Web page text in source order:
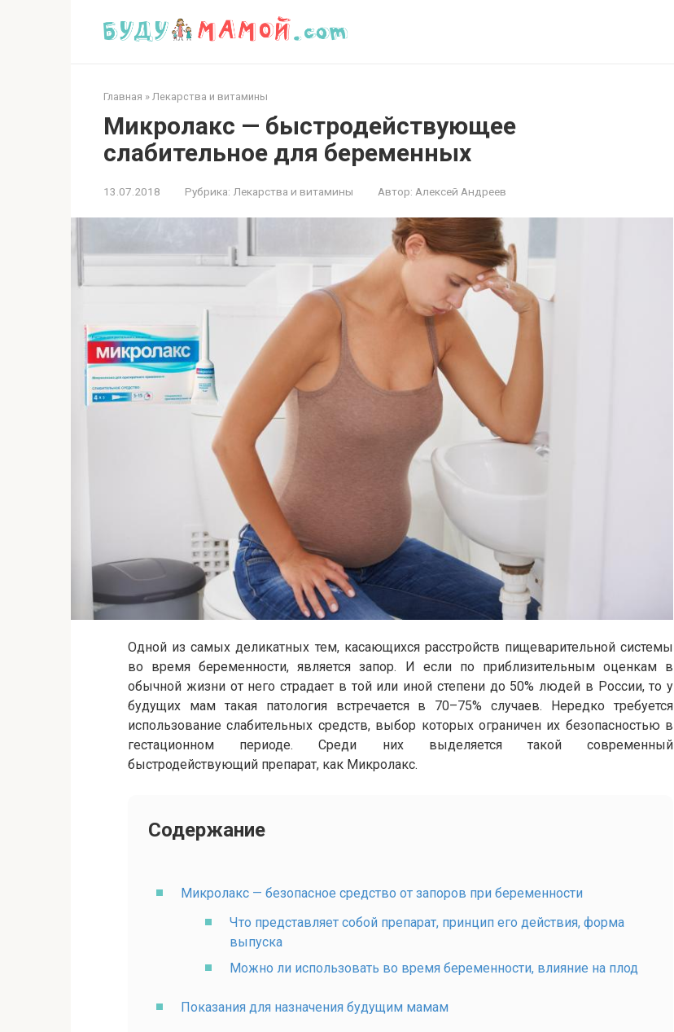
Главная » Лекарства и витамины
Микролакс — быстродействующее
слабительное для беременных
13.07.2018 Рубрика: Лекарства и витамины Автор: Алексей Андреев
Одной из самых деликатных тем, касающихся расстройств пищеварительной системы
во время беременности, является запор. И если по приблизительным оценкам в
обычной жизни от него страдает в той или иной степени до 50% людей в России, то у
будущих мам такая патология встречается в 70–75% случаев. Нередко требуется
использование слабительных средств, выбор которых ограничен их безопасностью в
гестационном периоде. Среди них выделяется такой современный
быстродействующий препарат, как Микролакс.
Содержание
Микролакс — безопасное средство от запоров при беременности
Что представляет собой препарат, принцип его действия, форма
выпуска
Можно ли использовать во время беременности, влияние на плод
Показания для назначения будущим мамам